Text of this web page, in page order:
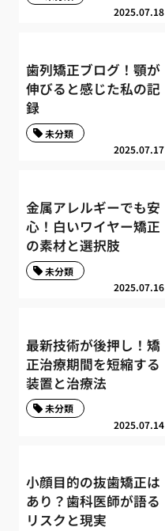
2025.07.18
歯列矯正ブログ！顎が
伸びると感じた私の記
録
2025.07.17
未分類
金属アレルギーでも安
心！白いワイヤー矯正
の素材と選択肢
2025.07.16
未分類
最新技術が後押し！矯
正治療期間を短縮する
装置と治療法
2025.07.14
未分類
小顔目的の抜歯矯正は
あり？歯科医師が語る
リスクと現実